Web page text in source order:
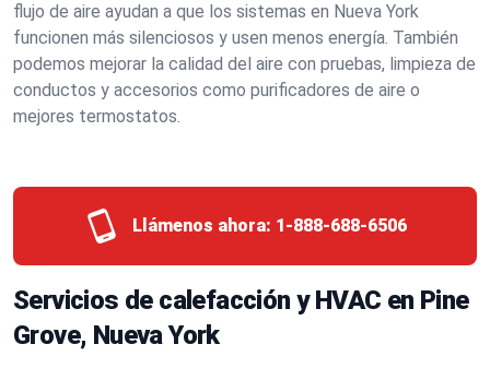
flujo de aire ayudan a que los sistemas en Nueva York
funcionen más silenciosos y usen menos energía. También
podemos mejorar la calidad del aire con pruebas, limpieza de
conductos y accesorios como purificadores de aire o
mejores termostatos.
Llámenos ahora: 1-888-688-6506
Servicios de calefacción y HVAC en Pine
Grove, Nueva York